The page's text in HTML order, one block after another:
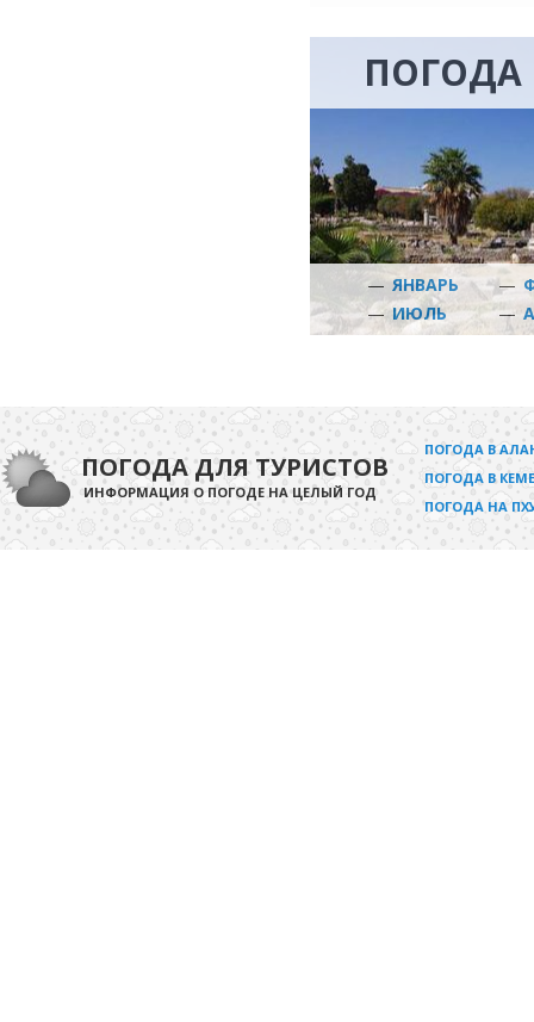
ПОГОДА
—ЯНВАРЬ —
—ИЮЛЬ —
ПОГОДА ДЛЯ ТУРИСТОВ
ИНФОРМАЦИЯ О ПОГОДЕ НА ЦЕЛЫЙ ГОД
ПОГОДА В
ПОГОДА В
ПОГОДА НА